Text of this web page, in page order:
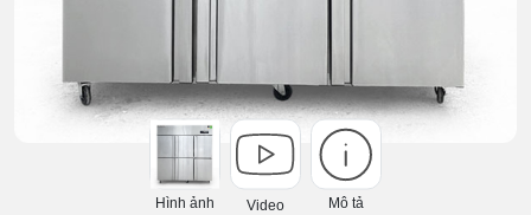
Hình ảnh Video Mô tả